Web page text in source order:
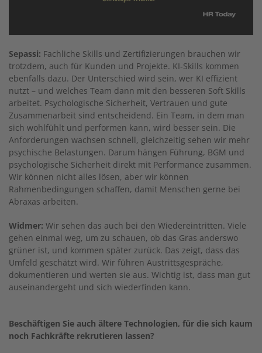
Sepassi: Fachliche Skills und Zertifizierungen brauchen wir
trotzdem, auch für Kunden und Projekte. KI-Skills kommen
ebenfalls dazu. Der Unterschied wird sein, wer KI effizient
nutzt – und welches Team dann mit den besseren Soft Skills
arbeitet. Psychologische Sicherheit, Vertrauen und gute
Zusammenarbeit sind entscheidend. Ein Team, in dem man
sich wohlfühlt und performen kann, wird besser sein. Die
Anforderungen wachsen schnell, gleichzeitig sehen wir mehr
psychische Belastungen. Darum hängen Führung, BGM und
psychologische Sicherheit direkt mit Performance zusammen.
Wir können nicht alles lösen, aber wir können
Rahmenbedingungen schaffen, damit Menschen gerne bei
Abraxas arbeiten.
Widmer: Wir sehen das auch bei den Wiedereintritten. Viele
gehen einmal weg, um zu schauen, ob das Gras anderswo
grüner ist, und kommen später zurück. Das zeigt, dass das
Umfeld geschätzt wird. Wir führen Austrittsgespräche,
dokumentieren und werten sie aus. Wichtig ist, dass man gut
auseinandergeht und sich wiederfinden kann.
Beschäftigen Sie auch ältere Technologien, für die sich kaum
noch Fachkräfte rekrutieren lassen?